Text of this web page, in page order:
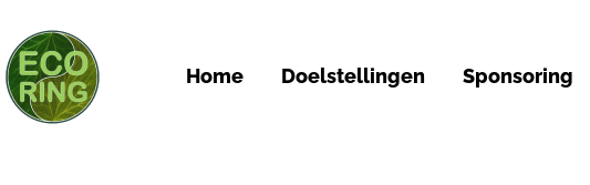
Home Doelstellingen Sponsoring